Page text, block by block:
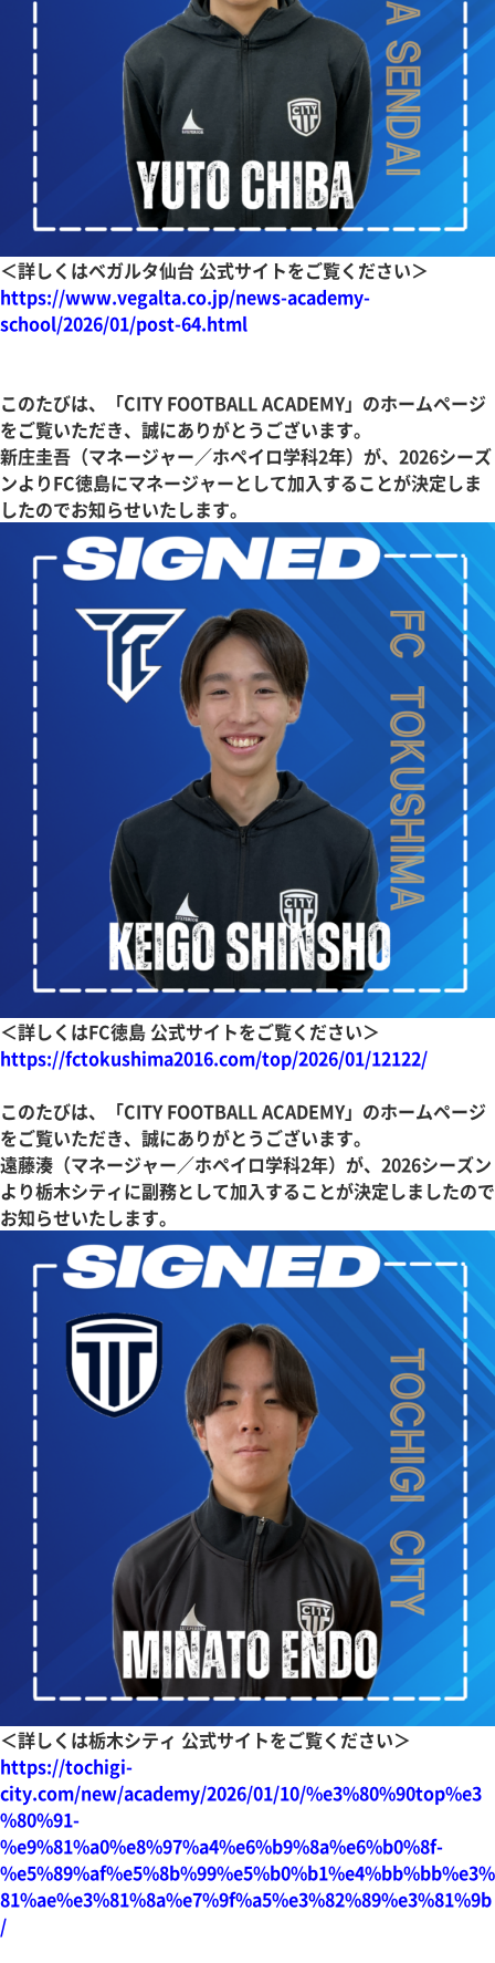
＜詳しくはベガルタ仙台 公式サイトをご覧ください＞
https://www.vegalta.co.jp/news-academy-
school/2026/01/post-64.html
このたびは、「CITY FOOTBALL ACADEMY」のホームページ
をご覧いただき、誠にありがとうございます。
新庄圭吾（マネージャー／ホペイロ学科2年）が、2026シーズ
ンよりFC徳島にマネージャーとして加入することが決定しま
したのでお知らせいたします。
＜詳しくはFC徳島 公式サイトをご覧ください＞
https://fctokushima2016.com/top/2026/01/12122/
このたびは、「CITY FOOTBALL ACADEMY」のホームページ
をご覧いただき、誠にありがとうございます。
遠藤湊（マネージャー／ホペイロ学科2年）が、2026シーズン
より栃木シティに副務として加入することが決定しましたので
お知らせいたします。
＜詳しくは栃木シティ 公式サイトをご覧ください＞
https://tochigi-
city.com/new/academy/2026/01/10/%e3%80%90top%e3
%80%91-
%e9%81%a0%e8%97%a4%e6%b9%8a%e6%b0%8f-
%e5%89%af%e5%8b%99%e5%b0%b1%e4%bb%bb%e3%
81%ae%e3%81%8a%e7%9f%a5%e3%82%89%e3%81%9b
/